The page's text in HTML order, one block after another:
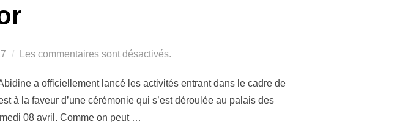
Les commentaires sont désactivés.
a officiellement lancé les activités entrant dans le cadre de
à la faveur d’une cérémonie qui s’est déroulée au palais des
08 avril. Comme on peut …